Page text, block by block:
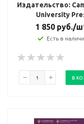
Издательство:
University
1 850 руб./
Есть в
В